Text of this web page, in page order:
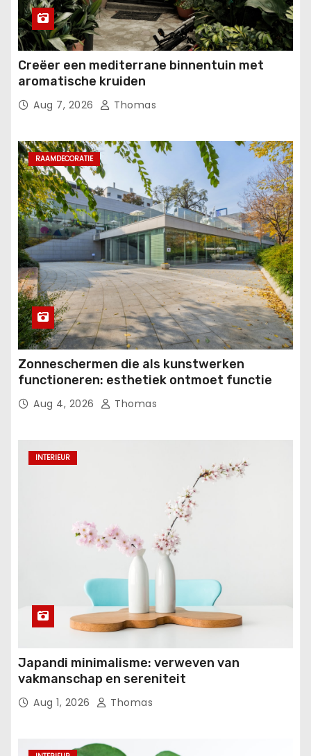
Creëer een mediterrane binnentuin met
aromatische kruiden
Aug 7, 2026 Thomas
RAAMDECORATIE
Zonneschermen die als kunstwerken
functioneren: esthetiek ontmoet functie
Aug 4, 2026 Thomas
INTERIEUR
Japandi minimalisme: verweven van
vakmanschap en sereniteit
Aug 1, 2026 Thomas